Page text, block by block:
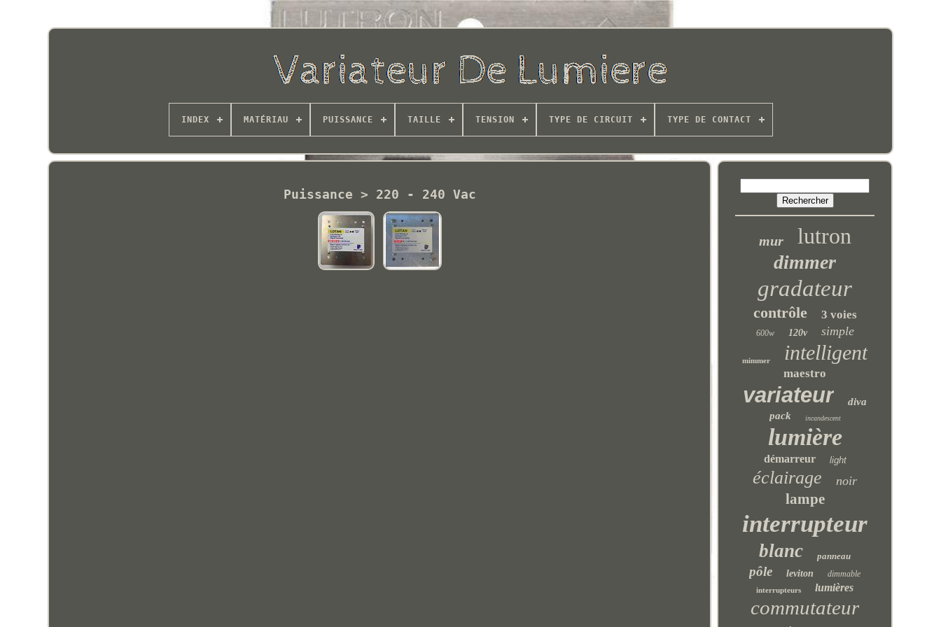
INDEX MATÉRIAU PUISSANCE TAILLE TENSION TYPE DE CIRCUIT TYPE DE CONTACT
Puissance > 220 - 240 Vac
mur lutron
dimmer
gradateur
contrôle 3 voies
600w 120v simple
mimmer intelligent
maestro
variateur
diva
pack
incandescent
lumière
démarreur light
éclairage noir
lampe
interrupteur
blanc panneau
pôle leviton dimmable
interrupteurs lumières
commutateur